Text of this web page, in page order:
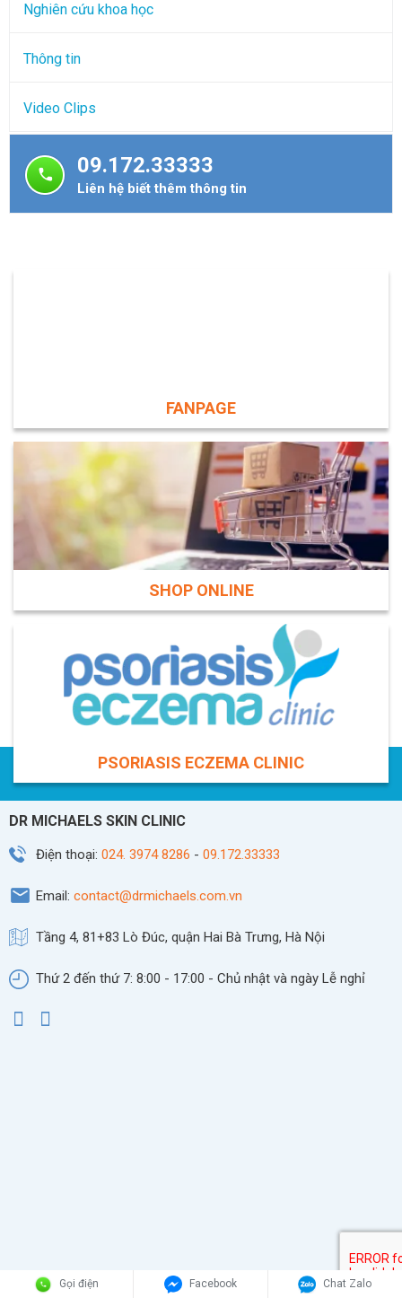
Nghiên cứu khoa học
Thông tin
Video Clips
09.172.33333
Liên hệ biết thêm thông tin
FANPAGE
SHOP ONLINE
PSORIASIS ECZEMA CLINIC
DR MICHAELS SKIN CLINIC
Điện thoại: 024. 3974 8286 - 09.172.33333
Email: contact@drmichaels.com.vn
Tầng 4, 81+83 Lò Đúc, quận Hai Bà Trưng, Hà Nội
Thứ 2 đến thứ 7: 8:00 - 17:00 - Chủ nhật và ngày Lễ nghỉ
Gọi điện Facebook Chat Zalo